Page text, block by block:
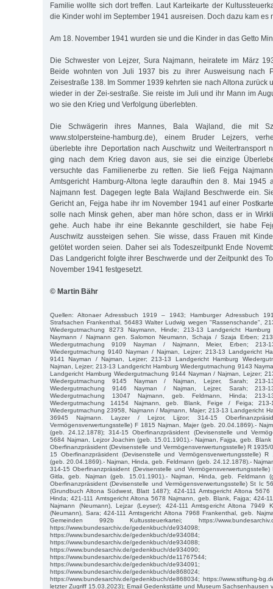
Familie wollte sich dort treffen. Laut Karteikarte der
die Kinder wohl im September 1941 ausreisen. Doch dazu kam es
Am 18. November 1941 wurden sie und die Kinder in das Getto
Die Schwester von Lejzer, Sura Najmann, heiratete im März
Beide wohnten von Juli 1937 bis zu ihrer Ausweisung nach
Zeisestraße 138. Im Sommer 1939 kehrten sie nach Altona zurück
wieder in der Zei-sestraße. Sie reiste im Juli und ihr Mann im
wo sie den Krieg und Verfolgung überlebten.
Die Schwägerin ihres Mannes, Bala Wajland, die mit
www.stolpersteine-hamburg.de), einem Bruder Lejzers,
überlebte ihre Deportation nach Auschwitz und Weitertransport
ging nach dem Krieg davon aus, sie sei die einzige
versuchte das Familienerbe zu retten. Sie ließ Fejga
Amtsgericht Hamburg-Altona legte daraufhin den 8. Mai 1945
Najmann fest. Dagegen legte Bala Wajland Beschwerde ein.
Gericht an, Fejga habe ihr im November 1941 auf einer
solle nach Minsk gehen, aber man höre schon, dass er in
gehe. Auch habe ihr eine Bekannte geschildert, sie habe
Auschwitz aussteigen sehen. Sie wisse, dass Frauen mit
getötet worden seien. Daher sei als Todeszeitpunkt Ende
Das Landgericht folgte ihrer Beschwerde und der Zeitpunkt des
November 1941 festgesetzt.
© Martin Bähr
Quellen: Altonaer Adressbuch 1919 – 1943; Hamburger Adressbuch
Strafsachen Frankenthal, 56483 Walter Ludwig wegen "Rassenschande",
Wiedergutmachung 8273 Naymann, Hinde; 213-13 Landgericht
Naymann / Najmann gen. Salomon Neumann, Schaja / Szaja Erben;
Wiedergutmachung 9109 Nayman / Najmann, Meier, Erben; 213-
Wiedergutmachung 9140 Nayman / Najman, Lejzer; 213-13 Landgericht
9141 Nayman / Najman, Lejzer; 213-13 Landgericht Hamburg
Najman, Lejzer; 213-13 Landgericht Hamburg Wiedergutmachung 9143
Landgericht Hamburg Wiedergutmachung 9144 Nayman / Najman, Lejzer;
Wiedergutmachung 9145 Nayman / Najman, Lejzer, Sarah; 213-
Wiedergutmachung 9146 Nayman / Najman, Lejzer, Sarah; 213-
Wiedergutmachung 13047 Najmann, geb. Feldmann, Hinda; 213-
Wiedergutmachung 14154 Najmann, geb. Blank, Feige / Feiga; 213-
Wiedergutmachung 23958, Najmann / Majmann, Majer; 213-13 Landgericht
36945 Najmann. Layzer / Lejzor, Lijzor; 314-15
Vermögensverwertungsstelle) F 1815 Najman, Majer (geb. 20.04.1869).-
(geb. 24.12.1878); 314-15 Oberfinanzpräsident (Devisenstelle und
5684 Najman, Lejzor Joachim (geb. 15.01.1901).- Najman, Fajga, geb.
Oberfinanzpräsident (Devisenstelle und Vermögensverwertungsstelle) R
15 Oberfinanzpräsident (Devisenstelle und Vermögensverwertungsstelle)
(geb. 20.04.1869).- Najman, Hinda, geb. Feldmann (geb. 24.12.1878).-
314-15 Oberfinanzpräsident (Devisenstelle und
Gitla, geb. Najman (geb. 15.01.1901).- Najman, Hinda, geb. Feldmann
Oberfinanzpräsident (Devisenstelle und Vermögensverwertungsstelle) St Ic
(Grundbuch Altona Südwest, Blatt 1487); 424-111 Amtsgericht Altona
Hinda; 421-111 Amtsgericht Altona 5678 Najmann, geb. Blank, Fajga; 424-
Najmann (Neumann), Lejzar (Leyser); 424-111 Amtsgericht Altona 7949
(Neumann), Sara; 424-111 Amtsgericht Altona 7968 Frankenthal, geb.
Gemeinden 992b Kultussteuerkartei; https://
https://www.bundesarchiv.de/gedenkbuch/de934098;
https://www.bundesarchiv.de/gedenkbuch/de934084;
https://www.bundesarchiv.de/gedenkbuch/de934088;
https://www.bundesarchiv.de/gedenkbuch/de934090;
https://www.bundesarchiv.de/gedenkbuch/de11767544;
https://www.bundesarchiv.de/gedenkbuch/de934091;
https://www.bundesarchiv.de/gedenkbuch/de868024;
https://www.bundesarchiv.de/gedenkbuch/de868034; https://www.stiftung-
letzter Zugriff 15.03.2023); Email Gedenkstätte und Museum Sachsenhausen